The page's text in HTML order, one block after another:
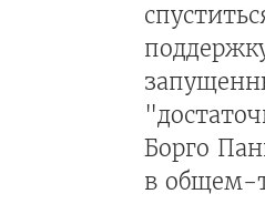
Борго
в общем-